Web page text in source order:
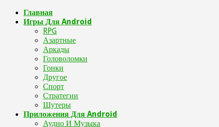
Главная
Игры Для Android
RPG
Азартные
Аркады
Головоломки
Гонки
Другое
Спорт
Стратегии
Шутеры
Приложения Для Android
Аудио И Музыка